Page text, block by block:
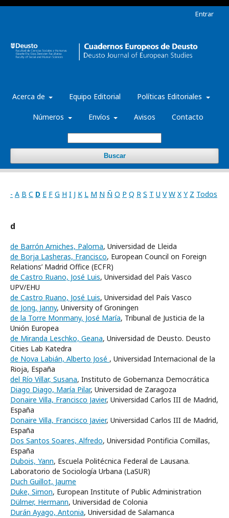
Acerca de Equipo Editorial Políticas Editoriales
Números Envíos Avisos Contacto
Buscar
Entrar
- A B C D E F G H I J K L M N Ñ O P Q R S T U V W X Y Z Todos
d
de Barrón Arniches, Paloma, Universidad de Lleida
de Borja Lasheras, Francisco, European Council on Foreign
Relations’ Madrid Office (ECFR)
de Castro Ruano, José Luis, Universidad del País Vasco
UPV/EHU
de Castro Ruano, José Luis, Universidad del País Vasco
de Jong, Janny, University of Groningen
de la Torre Monmany, José María, Tribunal de Justicia de la
Unión Europea
de Miranda Leschko, Geana, Universidad de Deusto. Deusto
Cities Lab Katedra
de Nova Labián, Alberto José , Universidad Internacional de la
Rioja, España
del Río Villar, Susana, Instituto de Gobernanza Democrática
Diago Diago, María Pilar, Universidad de Zaragoza
Donaire Villa, Francisco Javier, Universidad Carlos III de Madrid,
España
Donaire Villa, Francisco Javier, Universidad Carlos III de Madrid,
España
Dos Santos Soares, Alfredo, Universidad Pontificia Comillas,
España
Dubois, Yann, Escuela Politécnica Federal de Lausana.
Laboratorio de Sociología Urbana (LaSUR)
Duch Guillot, Jaume
Duke, Simon, European Institute of Public Administration
Dülmer, Hermann, Universidad de Colonia
Durán Ayago, Antonia, Universidad de Salamanca